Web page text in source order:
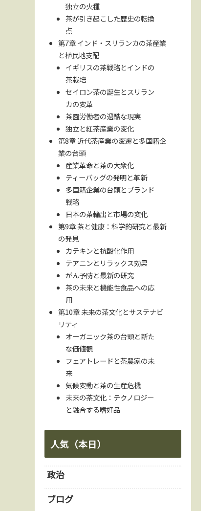
独立の火種
茶が引き起こした歴史の転換
点
第7章 インド・スリランカの茶産業
と植民地支配
イギリスの茶戦略とインドの
茶栽培
セイロン茶の誕生とスリラン
カの変革
茶園労働者の過酷な現実
独立と紅茶産業の変化
第8章 近代茶産業の変遷と多国籍企
業の台頭
産業革命と茶の大衆化
ティーバッグの発明と革新
多国籍企業の台頭とブランド
戦略
日本の茶輸出と市場の変化
第9章 茶と健康：科学的研究と最新
の発見
カテキンと抗酸化作用
テアニンとリラックス効果
がん予防と最新の研究
茶の未来と機能性食品への応
用
第10章 未来の茶文化とサステナビ
リティ
オーガニック茶の台頭と新た
な価値観
フェアトレードと茶農家の未
来
気候変動と茶の生産危機
未来の茶文化：テクノロジー
と融合する嗜好品
人気（本日）
政治
ブログ